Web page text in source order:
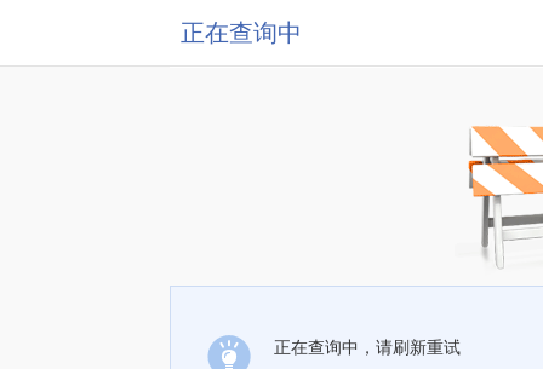
正在查询中
正在查询中，请刷新重试